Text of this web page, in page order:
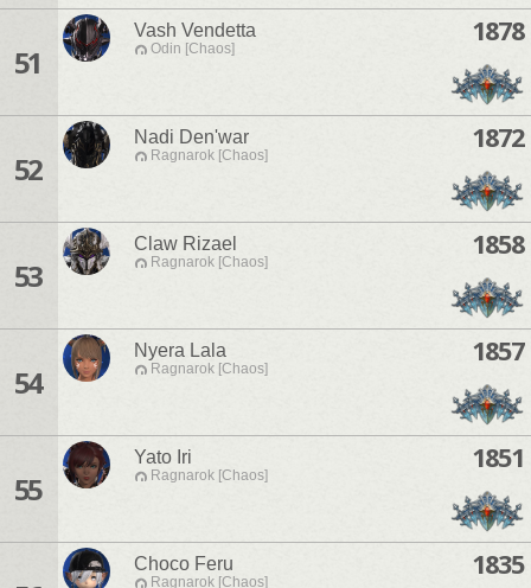
51
Vash Vendetta
Odin [Chaos]
1878
52
Nadi Den'war
Ragnarok [Chaos]
1872
53
Claw Rizael
Ragnarok [Chaos]
1858
54
Nyera Lala
Ragnarok [Chaos]
1857
55
Yato Iri
Ragnarok [Chaos]
1851
Choco Feru
Ragnarok [Chaos]
1835